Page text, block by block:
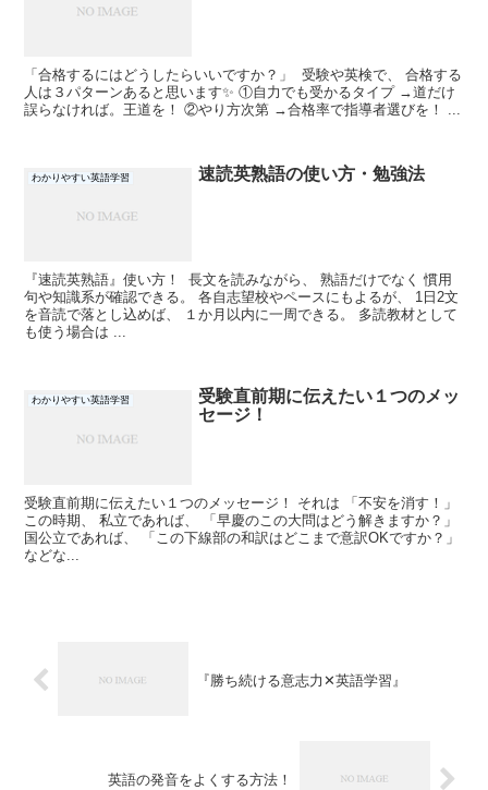
「合格するにはどうしたらいいですか？」 受験や英検で、 合格する
人は３パターンあると思います✨ ①自力でも受かるタイプ →道だけ
誤らなければ。王道を！ ②やり方次第 →合格率で指導者選びを！ ...
わかりやすい英語学習 速読英熟語の使い方・勉強法
『速読英熟語』使い方！ 長文を読みながら、 熟語だけでなく 慣用
句や知識系が確認できる。 各自志望校やペースにもよるが、 1日2文
を音読で落とし込めば、 １か月以内に一周できる。 多読教材として
も使う場合は ...
わかりやすい英語学習
受験直前期に伝えたい１つのメッ
セージ！
受験直前期に伝えたい１つのメッセージ！ それは 「不安を消す！」
この時期、 私立であれば、 「早慶のこの大問はどう解きますか？」
国公立であれば、 「この下線部の和訳はどこまで意訳OKですか？」
などな...
『勝ち続ける意志力✕英語学習』
英語の発音をよくする方法！